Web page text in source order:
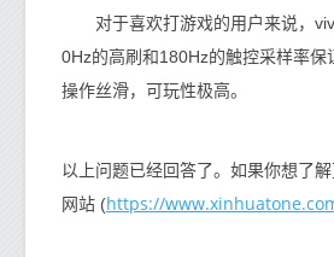
对于喜欢打游戏的用户来说，
0Hz的高刷和180Hz的触控采样率保
操作丝滑，可玩性极高。
以上问题已经回答了。如果你想了
网站 (https://